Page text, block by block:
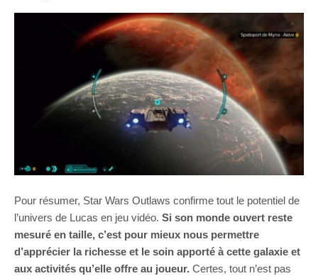
Pour résumer, Star Wars Outlaws confirme tout le potentiel de
l’univers de Lucas en jeu vidéo. Si son monde ouvert reste
mesuré en taille, c’est pour mieux nous permettre
d’apprécier la richesse et le soin apporté à cette galaxie et
aux activités qu’elle offre au joueur. Certes, tout n’est pas